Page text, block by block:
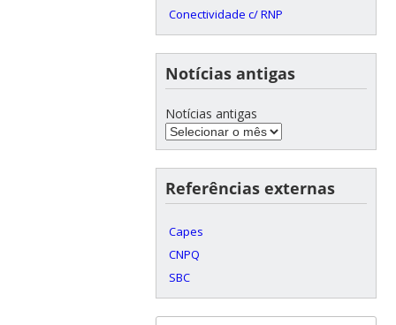
Conectividade c/ RNP
Notícias antigas
Notícias antigas
Referências externas
Capes
CNPQ
SBC